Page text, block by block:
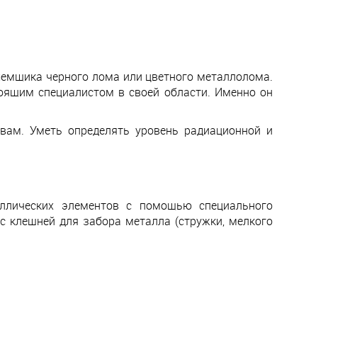
черного лома или цветного металлолома.
специалистом в своей области. Именно он
Уметь определять уровень радиационной и
элементов с помощью специального
для забора металла (стружки, мелкого